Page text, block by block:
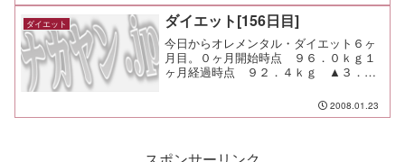
ダイエット ダイエット[156日目]
今日からオレメンタル・ダイエット６ヶ
月目。０ヶ月開始時点 ９６．０ｋｇ１
ヶ月経過時点 ９２．４ｋｇ ▲３．６
点 ８９．２ｋｇ ▲６．８ｋｇ（▲
３．２ｋｇ／月）３ヶ月経過時点 ８
2008.01.23